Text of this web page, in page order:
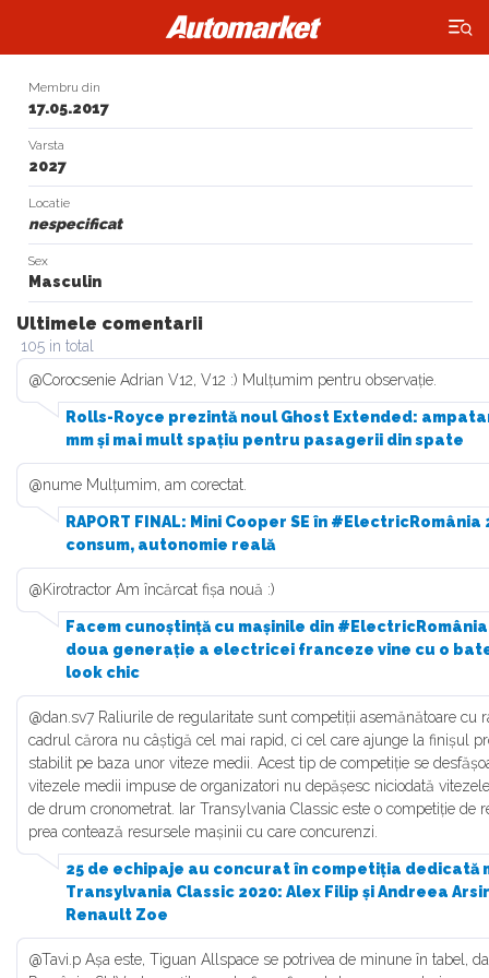
×
Membru din
17.05.2017
Varsta
2027
Locatie
nespecificat
Sex
Masculin
Ultimele comentarii
105 in total
@Corocsenie Adrian V12, V12 :) Mulțumim pentru observație.
Rolls-Royce prezintă noul Ghost Extended:
mm și mai mult spațiu pentru pasagerii din spate
@nume Mulțumim, am corectat.
RAPORT FINAL: Mini Cooper SE în
consum, autonomie reală
@Kirotractor Am încărcat fișa nouă :)
Facem cunoștință cu mașinile din
doua generație a electricei franceze vine cu o
look chic
@dan.sv7 Raliurile de regularitate sunt competiții asemănătoare cu
cadrul cărora nu câștigă cel mai rapid, ci cel care ajunge la finișul
stabilit pe baza unor viteze medii. Acest tip de competiție se
vitezele medii impuse de organizatori nu depășesc niciodată
de drum cronometrat. Iar Transylvania Classic este o competiție de
prea contează resursele mașinii cu care concurenzi.
25 de echipaje au concurat în competiția dedicată
Transylvania Classic 2020: Alex Filip și Andreea
Renault Zoe
@Tavi.p Așa este, Tiguan Allspace se potrivea de minune în tabel,